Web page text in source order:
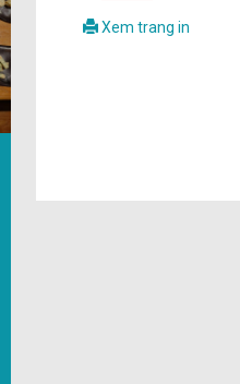
Xem trang in